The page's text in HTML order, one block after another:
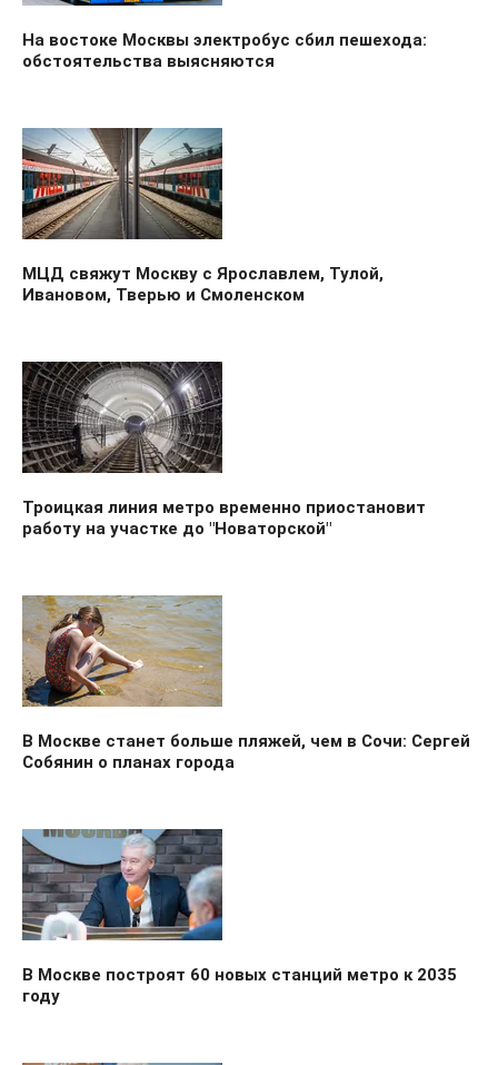
На востоке Москвы электробус сбил пешехода:
обстоятельства выясняются
МЦД свяжут Москву с Ярославлем, Тулой,
Ивановом, Тверью и Смоленском
Троицкая линия метро временно приостановит
работу на участке до "Новаторской"
В Москве станет больше пляжей, чем в Сочи: Сергей
Собянин о планах города
В Москве построят 60 новых станций метро к 2035
году